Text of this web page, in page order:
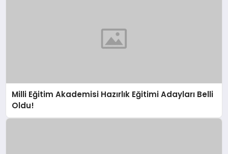
Milli Eğitim Akademisi Hazırlık Eğitimi Adayları Belli
Oldu!